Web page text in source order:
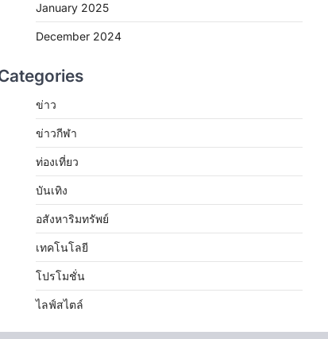
January 2025
December 2024
ข่าว
ข่าวกีฬา
ท่องเที่ยว
บันเทิง
อสังหาริมทรัพย์
เทคโนโลยี
โปรโมชั่น
ไลฟ์สไตล์